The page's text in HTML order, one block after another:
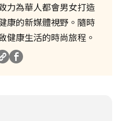
力為華人都會男女打造
康的新媒體視野。隨時
健康生活的時尚旅程。